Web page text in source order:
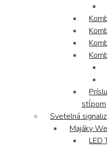
stĺpom
Svetelná
Majáky
LED